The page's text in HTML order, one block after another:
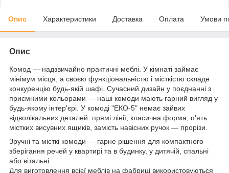
Опис Характеристики Доставка Оплата Умови
Опис
Комод — надзвичайно практичні меблі. У кімнаті займає
мінімум місця, а своєю функціональністю і місткістю складе
конкуренцію будь-якій шафі. Сучасний дизайн у поєднанні з
приємними кольорами — наші комоди мають гарний вигляд у
будь-якому інтер'єрі. У комоді "ЕКО-5" немає зайвих
відволікальних деталей: прямі лінії, класична форма, п'ять
містких висувних ящиків, замість навісних ручок — прорізи.
Зручні та місткі комоди — гарне рішення для компактного
зберігання речей у квартирі та в будинку, у дитячій, спальні
або вітальні.
Для виготовлення всієї меблів на фабриці використовуються